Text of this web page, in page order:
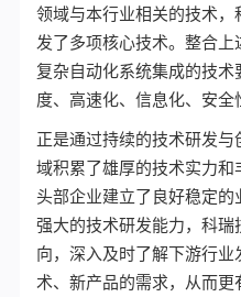
领域与本行业相关的技术
发了多项核心技术。整合
复杂自动化系统集成的技
度、高速化、信息化、安全
正是通过持续的技术研发
域积累了雄厚的技术实力
头部企业建立了良好稳定
强大的技术研发能力，科
向，深入及时了解下游行
术、新产品的需求，从而更